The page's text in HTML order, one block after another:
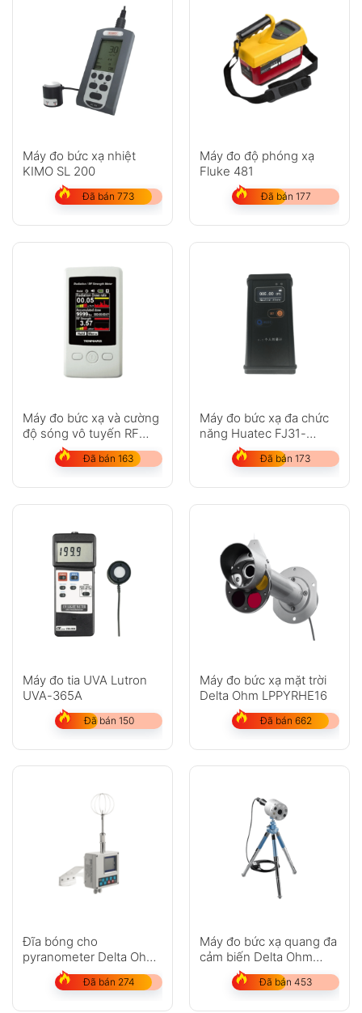
Máy đo bức xạ nhiệt
KIMO SL 200
Đã bán 773
Máy đo độ phóng xạ
Fluke 481
Đã bán 177
Máy đo bức xạ và cường
độ sóng vô tuyến RF
Tenmars TM-93
Đã bán 163
Máy đo bức xạ đa chức
năng Huatec FJ31-
7103GN
Đã bán 173
Máy đo tia UVA Lutron
UVA-365A
Đã bán 150
Máy đo bức xạ mặt trời
Delta Ohm LPPYRHE16
Đã bán 662
Đĩa bóng cho
pyranometer Delta Ohm
Đã bán 274
Máy đo bức xạ quang đa
cảm biến Delta Ohm
HD2402
Đã bán 453